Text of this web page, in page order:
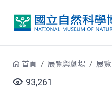
首頁 展覽與劇場 展覽
93,261